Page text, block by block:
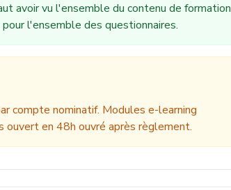
avoir vu l'ensemble du contenu de formation
l'ensemble des questionnaires.
compte nominatif. Modules e-learning
ouvert en 48h ouvré après règlement.